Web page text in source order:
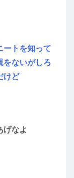
ートを知って
をないがしろ
けど
げなよ